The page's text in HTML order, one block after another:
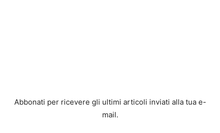
Abbonati per ricevere gli ultimi articoli inviati alla tua e-
mail.